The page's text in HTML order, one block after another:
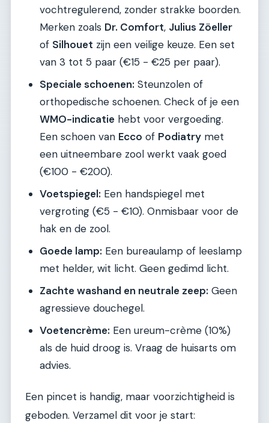
vochtregulerend, zonder strakke boorden.
Merken zoals Dr. Comfort, Julius Zöeller
of Silhouet zijn een veilige keuze. Een set
van 3 tot 5 paar (€15 - €25 per paar).
Speciale schoenen: Steunzolen of
orthopedische schoenen. Check of je een
WMO-indicatie hebt voor vergoeding.
Een schoen van Ecco of Podiatry met
een uitneembare zool werkt vaak goed
(€100 - €200).
Voetspiegel: Een handspiegel met
vergroting (€5 - €10). Onmisbaar voor de
hak en de zool.
Goede lamp: Een bureaulamp of leeslamp
met helder, wit licht. Geen gedimd licht.
Zachte washand en neutrale zeep: Geen
agressieve douchegel.
Voetencrème: Een ureum-crème (10%)
als de huid droog is. Vraag de huisarts om
advies.
Een pincet is handig, maar voorzichtigheid is
geboden. Verzamel dit voor je start: